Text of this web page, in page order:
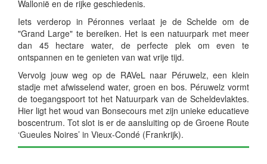
Wallonië en de rijke geschiedenis.
Iets verderop in Péronnes verlaat je de Schelde om de
"Grand Large" te bereiken. Het is een natuurpark met meer
dan 45 hectare water, de perfecte plek om even te
ontspannen en te genieten van wat vrije tijd.
Vervolg jouw weg op de RAVeL naar Péruwelz, een klein
stadje met afwisselend water, groen en bos. Péruwelz vormt
de toegangspoort tot het Natuurpark van de Scheldevlaktes.
Hier ligt het woud van Bonsecours met zijn unieke educatieve
boscentrum. Tot slot is er de aansluiting op de Groene Route
‘Gueules Noires’ in Vieux-Condé (Frankrijk).